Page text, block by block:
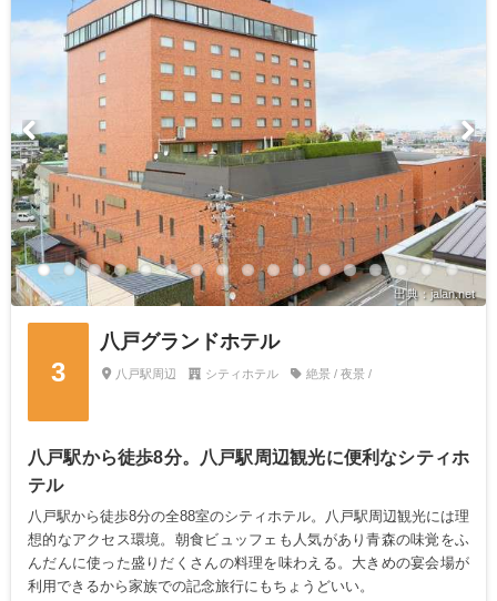
出典：jalan.net
3
八戸グランドホテル
八戸駅周辺 シティホテル 絶景 / 夜景 /
八戸駅から徒歩8分。八戸駅周辺観光に便利なシティホ
テル
八戸駅から徒歩8分の全88室のシティホテル。八戸駅周辺観光には理
想的なアクセス環境。朝食ビュッフェも人気があり青森の味覚をふ
んだんに使った盛りだくさんの料理を味わえる。大きめの宴会場が
利用できるから家族での記念旅行にもちょうどいい。